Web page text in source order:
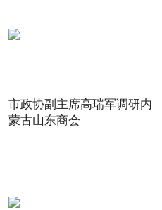
市政协副主席高瑞军调研内
蒙古山东商会